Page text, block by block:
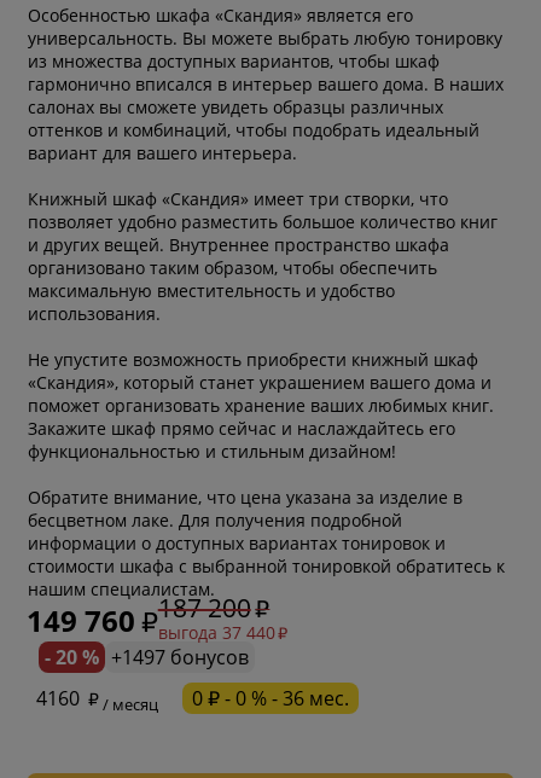
Особенностью шкафа «Скандия» является его
универсальность. Вы можете выбрать любую тонировку
из множества доступных вариантов, чтобы шкаф
гармонично вписался в интерьер вашего дома. В наших
салонах вы сможете увидеть образцы различных
оттенков и комбинаций, чтобы подобрать идеальный
вариант для вашего интерьера.
Книжный шкаф «Скандия» имеет три створки, что
позволяет удобно разместить большое количество книг
и других вещей. Внутреннее пространство шкафа
организовано таким образом, чтобы обеспечить
максимальную вместительность и удобство
использования.
Не упустите возможность приобрести книжный шкаф
«Скандия», который станет украшением вашего дома и
поможет организовать хранение ваших любимых книг.
Закажите шкаф прямо сейчас и наслаждайтесь его
функциональностью и стильным дизайном!
Обратите внимание, что цена указана за изделие в
бесцветном лаке. Для получения подробной
информации о доступных вариантах тонировок и
стоимости шкафа с выбранной тонировкой обратитесь к
нашим специалистам.
149 760 187 200
выгода 37 440
- 20 % +1497 бонусов
4160
/ месяц 0 ₽ - 0 % - 36 мес.
* обязательное поле